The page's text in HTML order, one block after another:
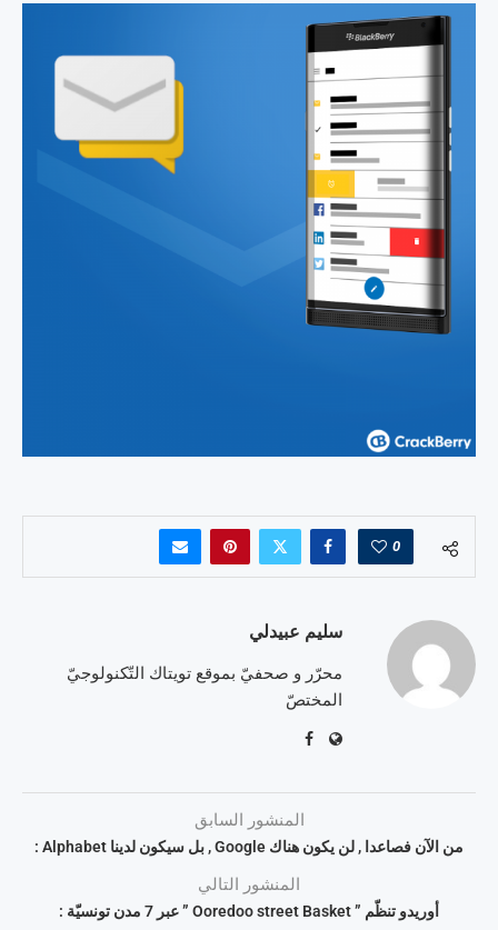
0
سليم عبيدلي
محرّر و صحفيّ بموقع تويتاك التّكنولوجيّ
المختصّ
المنشور السابق
من الآن فصاعدا , لن يكون هناك Google , بل سيكون لدينا Alphabet :
المنشور التالي
أوريدو تنظّم ” Ooredoo street Basket ” عبر 7 مدن تونسيّة :